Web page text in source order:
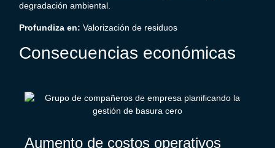
degradación ambiental.
Profundiza en: Valorización de residuos
Consecuencias económicas
Aumento de costos operativos